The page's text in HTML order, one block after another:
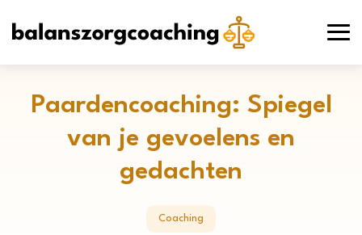
Paardencoaching: Spiegel
van je gevoelens en
gedachten
Coaching